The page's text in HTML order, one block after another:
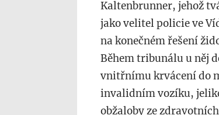
Kaltenbrunner, jehož
jako velitel policie ve
na konečném řešení
Během tribunálu u něj
vnitřnímu krvácení do
invalidním vozíku,
obžaloby ze